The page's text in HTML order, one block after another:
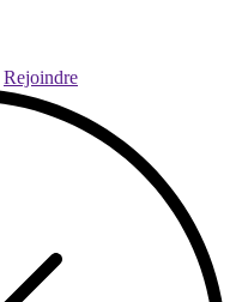
Rejoindre